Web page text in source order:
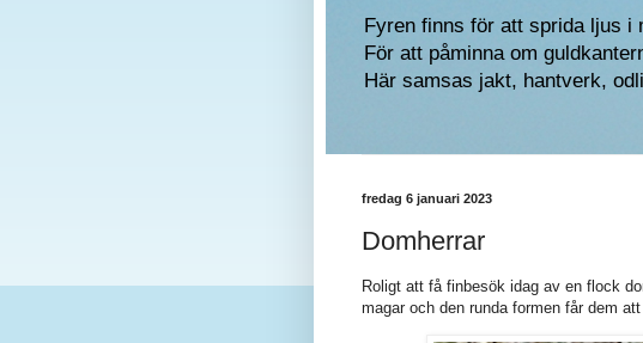
Fyren finns för att sprida ljus i
För att påminna om
Här samsas jakt, hantverk,
fredag 6 januari 2023
Domherrar
Roligt att få finbesök idag av en flock
magar och den runda formen får dem